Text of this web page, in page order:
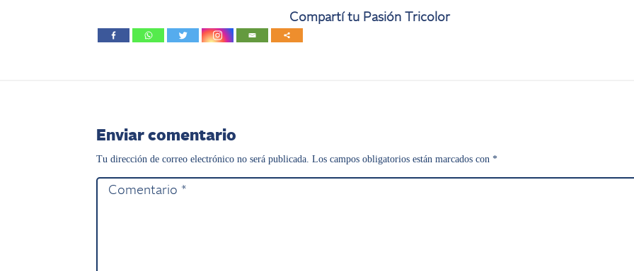
Compartí tu Pasión Tricolor
Enviar comentario
Tu dirección de correo electrónico no será publicada. Los campos obligatorios están marcados con *